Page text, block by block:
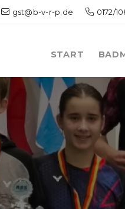
gst@b-v-r-p.de 0172/
START